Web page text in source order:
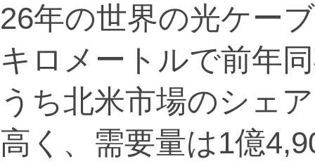
26年の世界の光ケー
キロメートルで前年
うち北米市場のシェ
高く、需要量は1億